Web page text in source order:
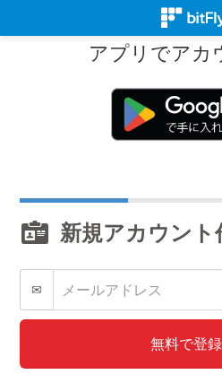
アプリでアカ
新規アカウント
✉
無料で登